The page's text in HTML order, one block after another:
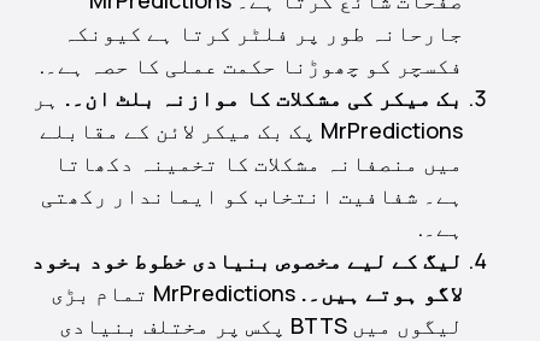
جارحانہ طور پر فلٹر کرتا ہے کیونکہ
فکسچر کو چھوڑنا حکمت عملی کا حصہ ہے۔.
بک میکر کی مشکلات کا موازنہ بلٹ ان۔. ہر
MrPredictions پک بک میکر لائن کے مقابلے
میں منصفانہ مشکلات کا تخمینہ دکھاتا
ہے۔ شفافیت انتخاب کو ایماندار رکھتی
ہے۔.
لیگ کے لیے مخصوص بنیادی خطوط خود بخود
لاگو ہوتے ہیں۔.
MrPredictions تمام بڑی
لیگوں میں BTTS پکس پر مختلف بنیادی